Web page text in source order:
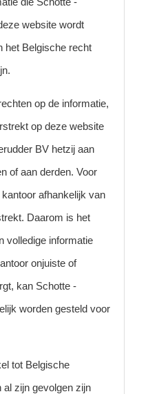
website wordt
het Belgische recht
op de informatie,
op deze website
BV hetzij aan
of aan derden. Voor
afhankelijk van
Daarom is het
volledige informatie
onjuiste of
kan Schotte -
worden gesteld voor
tot Belgische
al zijn gevolgen zijn